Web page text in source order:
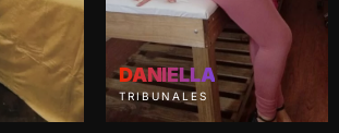
DANIELLA
TRIBUNALES